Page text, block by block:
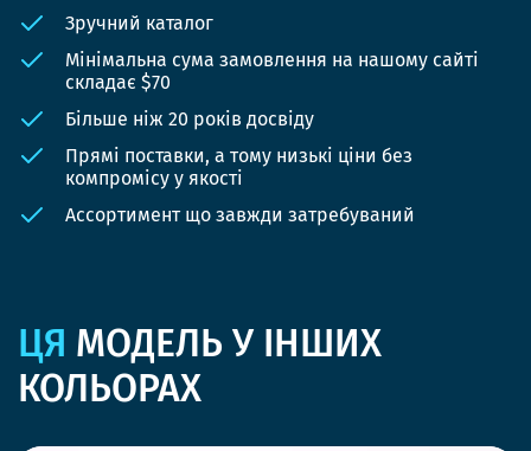
Зручний каталог
Мінімальна сума замовлення на нашому сайті
складає $70
Більше ніж 20 років досвіду
Прямі поставки, а тому низькі ціни без
компромісу у якості
Ассортимент що завжди затребуваний
ЦЯ МОДЕЛЬ У ІНШИХ
КОЛЬОРАХ